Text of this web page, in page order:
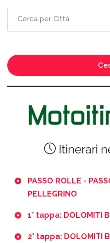
Itinerari
PASSO ROLLE -
PELLEGRINO
1° tappa: DOLOMITI
2° tappa: DOLOMITI